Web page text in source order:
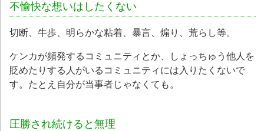
不愉快な想いはしたくない
切断、牛歩、明らかな粘着、暴言、煽り、荒らし等。
ケンカが頻発するコミュニティとか、しょっちゅう他人を
貶めたりする人がいるコミュニティには入りたくないで
す。たとえ自分が当事者じゃなくても。
圧勝され続けると無理